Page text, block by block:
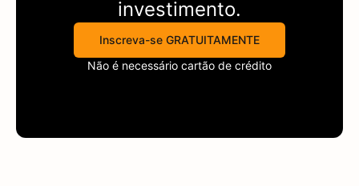
investimento.
Inscreva-se GRATUITAMENTE
Não é necessário cartão de crédito